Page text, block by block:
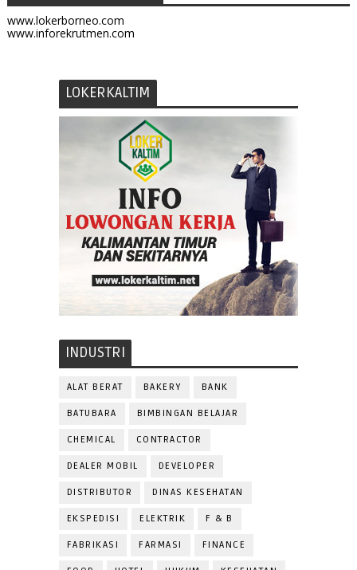
www.lokerborneo.com
www.inforekrutmen.com
LOKERKALTIM
INDUSTRI
ALAT BERAT BAKERY BANK
BATUBARA BIMBINGAN BELAJAR
CHEMICAL CONTRACTOR
DEALER MOBIL DEVELOPER
DISTRIBUTOR DINAS KESEHATAN
EKSPEDISI ELEKTRIK F & B
FABRIKASI FARMASI FINANCE